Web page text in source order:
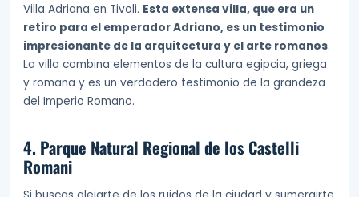
Villa Adriana en Tivoli. Esta extensa villa, que era un
retiro para el emperador Adriano, es un testimonio
impresionante de la arquitectura y el arte romanos.
La villa combina elementos de la cultura egipcia, griega
y romana y es un verdadero testimonio de la grandeza
del Imperio Romano.
4. Parque Natural Regional de los Castelli
Romani